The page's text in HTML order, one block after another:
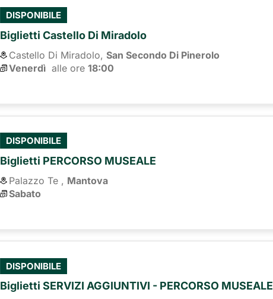
DISPONIBILE
Biglietti Castello Di Miradolo
Castello Di Miradolo, San Secondo Di Pinerolo
Venerdì alle ore 18:00
DISPONIBILE
Biglietti PERCORSO MUSEALE
Palazzo Te , Mantova
Sabato
DISPONIBILE
Biglietti SERVIZI AGGIUNTIVI - PERCORSO MUSEALE